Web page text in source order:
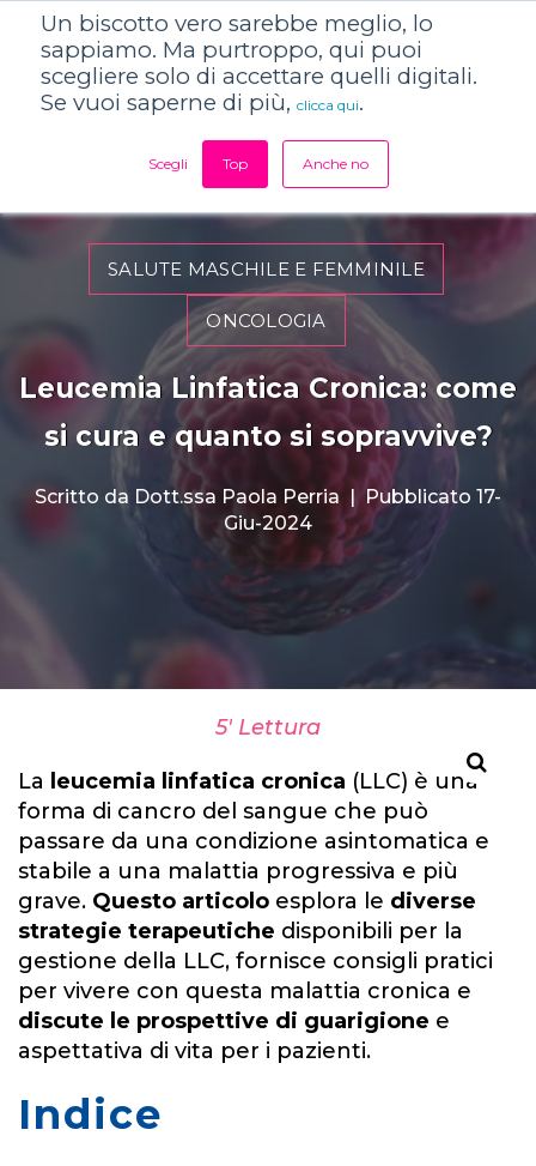
Un biscotto vero sarebbe meglio, lo
sappiamo. Ma purtroppo, qui puoi
scegliere solo di accettare quelli digitali.
Se vuoi saperne di più, clicca qui.
Scegli Top Anche no
SALUTE MASCHILE E FEMMINILE
ONCOLOGIA
Leucemia Linfatica Cronica: come
si cura e quanto si sopravvive?
Scritto da Dott.ssa Paola Perria | Pubblicato 17-
Giu-2024
5' Lettura
La leucemia linfatica cronica (LLC) è una
forma di cancro del sangue che può
passare da una condizione asintomatica e
stabile a una malattia progressiva e più
grave. Questo articolo esplora le diverse
strategie terapeutiche disponibili per la
gestione della LLC, fornisce consigli pratici
per vivere con questa malattia cronica e
discute le prospettive di guarigione e
aspettativa di vita per i pazienti.
Indice